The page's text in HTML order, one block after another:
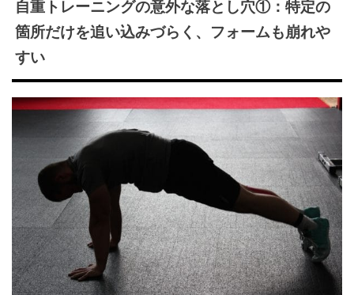
自重トレーニングの意外な落とし穴①：特定の
箇所だけを追い込みづらく、フォームも崩れや
すい